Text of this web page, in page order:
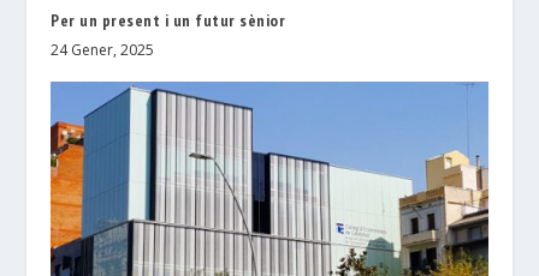
Per un present i un futur sènior
24 Gener, 2025